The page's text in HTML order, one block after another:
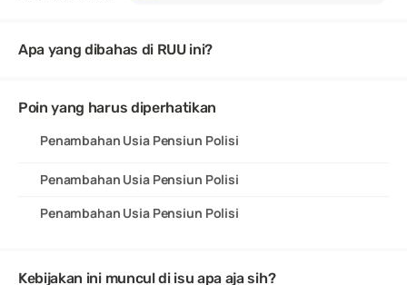
Apa yang dibahas di RUU ini?
Poin yang harus diperhatikan
Penambahan Usia Pensiun Polisi
Penambahan Usia Pensiun Polisi
Penambahan Usia Pensiun Polisi
Kebijakan ini muncul di isu apa aja sih?